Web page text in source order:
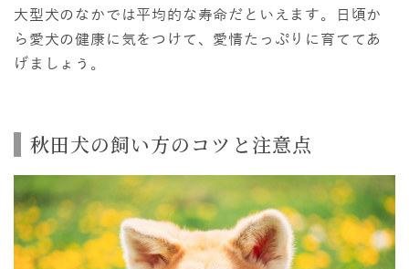
大型犬のなかでは平均的な寿命だといえます。日頃か
ら愛犬の健康に気をつけて、愛情たっぷりに育ててあ
げましょう。
秋田犬の飼い方のコツと注意点